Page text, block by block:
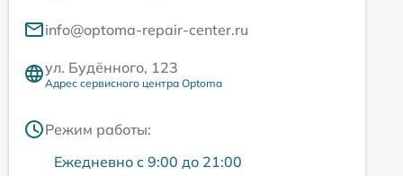
info@optoma-repair-center.ru
ул. Будённого, 123
Адрес сервисного центра Optoma
Режим работы:
Ежедневно с 9:00 до 21:00